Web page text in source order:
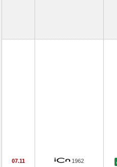
07.11 1962